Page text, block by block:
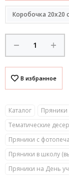
Коробочка 20х20
Каталог Пряники
Тематические
Пряники с